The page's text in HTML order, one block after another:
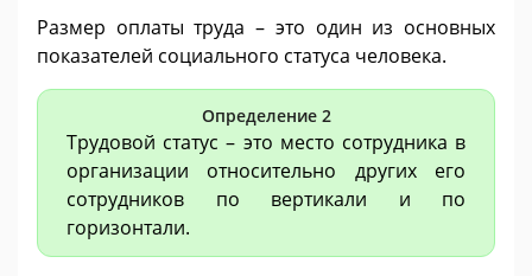
Размер оплаты труда – это один из основных
показателей социального статуса человека.
Определение 2
Трудовой статус – это место сотрудника в
организации относительно других его
сотрудников по вертикали и по
горизонтали.